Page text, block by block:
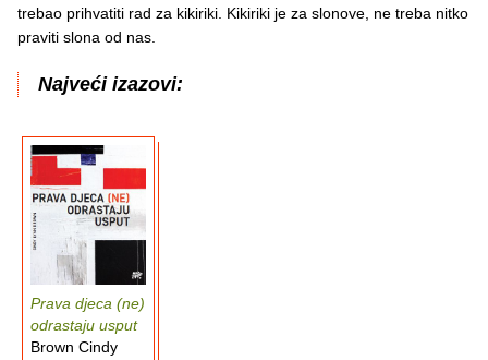
trebao prihvatiti rad za kikiriki. Kikiriki je za slonove, ne treba nitko
praviti slona od nas.
Najveći izazovi:
Prava djeca (ne)
odrastaju usput
Brown Cindy